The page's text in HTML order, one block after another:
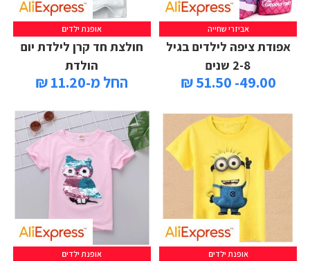
אביזרי שחייה
אפודת ציפה לילדים בגיל
2-8 שנים
49.00- 51.50 ₪
אופנת ילדים
חולצת חד קרן לילדת יום
הולדת
החל מ-11.20 ₪
אופנת ילדים אופנת ילדים